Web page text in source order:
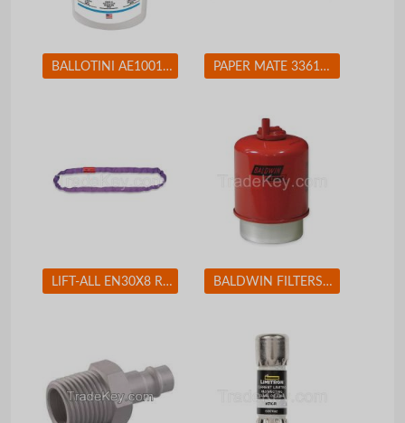
BALLOTINI AE100170 Blast Media Glass Beads Fine PAPER MATE 3361131 Ballpoint Pen, Stick, Fine, Blue, PK 12
LIFT-ALL EN30X8 Round Sling Endless 8 ft. 2600 lb. BALDWIN FILTERS BF7681D Fuel Filter 5-7/32 x 3-9/32 x 5-7/32 In BALDWIN FILTERS BF7681D